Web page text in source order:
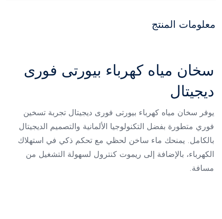
معلومات المنتج
سخان مياه كهرباء بيورتى فورى
ديجيتال
يوفر سخان مياه كهرباء بيورتى فورى ديجيتال تجربة تسخين
فوري متطورة بفضل التكنولوجيا الألمانية والتصميم الديجيتال
بالكامل. يمنحك ماء ساخن لحظي مع تحكم ذكي في استهلاك
الكهرباء، بالإضافة إلى ريموت كنترول لسهولة التشغيل من
مسافة.